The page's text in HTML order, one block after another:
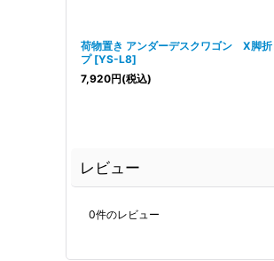
荷物置き アンダーデスクワゴン X脚折
プ [YS-L8]
7,920円(税込)
レビュー
0件のレビュー